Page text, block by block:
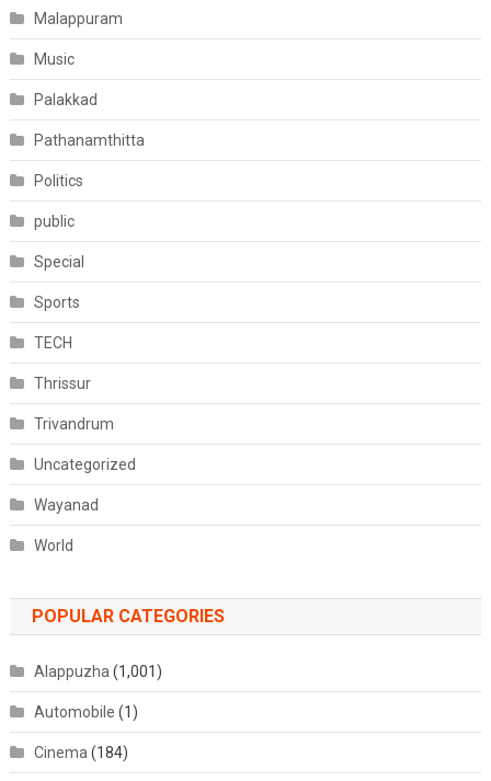
Malappuram
Music
Palakkad
Pathanamthitta
Politics
public
Special
Sports
TECH
Thrissur
Trivandrum
Uncategorized
Wayanad
World
POPULAR CATEGORIES
Alappuzha(1,001)
Automobile (1)
Cinema(184)